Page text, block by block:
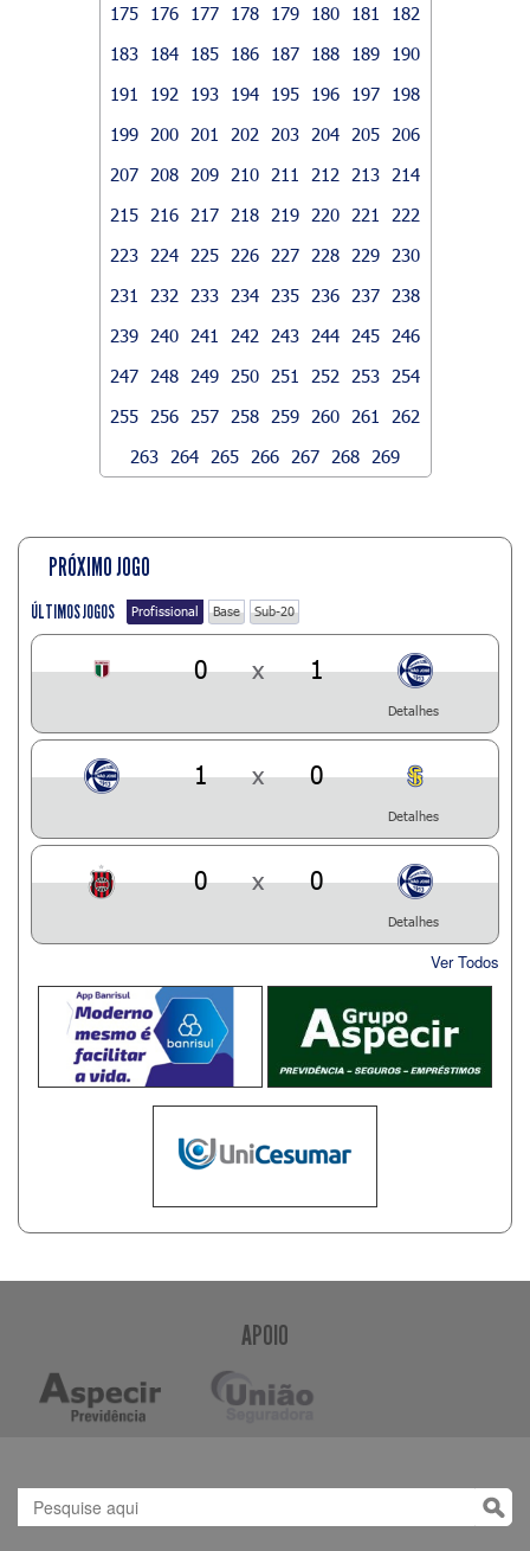
175
176 177 178 179 180 181
182
183
184 185 186 187 188 189
190
191
192 193 194 195 196 197
198
199
200 201 202 203 204 205
206
207
208 209 210 211 212 213
214
215
216 217 218 219 220 221
222
223
224 225 226 227 228 229
230
231
232 233 234 235 236 237
238
239
240 241 242 243 244 245
246
247
248 249 250 251 252 253
254
255
256 257 258 259 260 261
262
263
264 265 266 267 268 269
PRÓXIMO JOGO
ÚLTIMOS JOGOS Profissional Base Sub-20
0 x 1
Detalhes
1 x 0
Detalhes
0 x 0
Detalhes
Ver Todos
APOIO